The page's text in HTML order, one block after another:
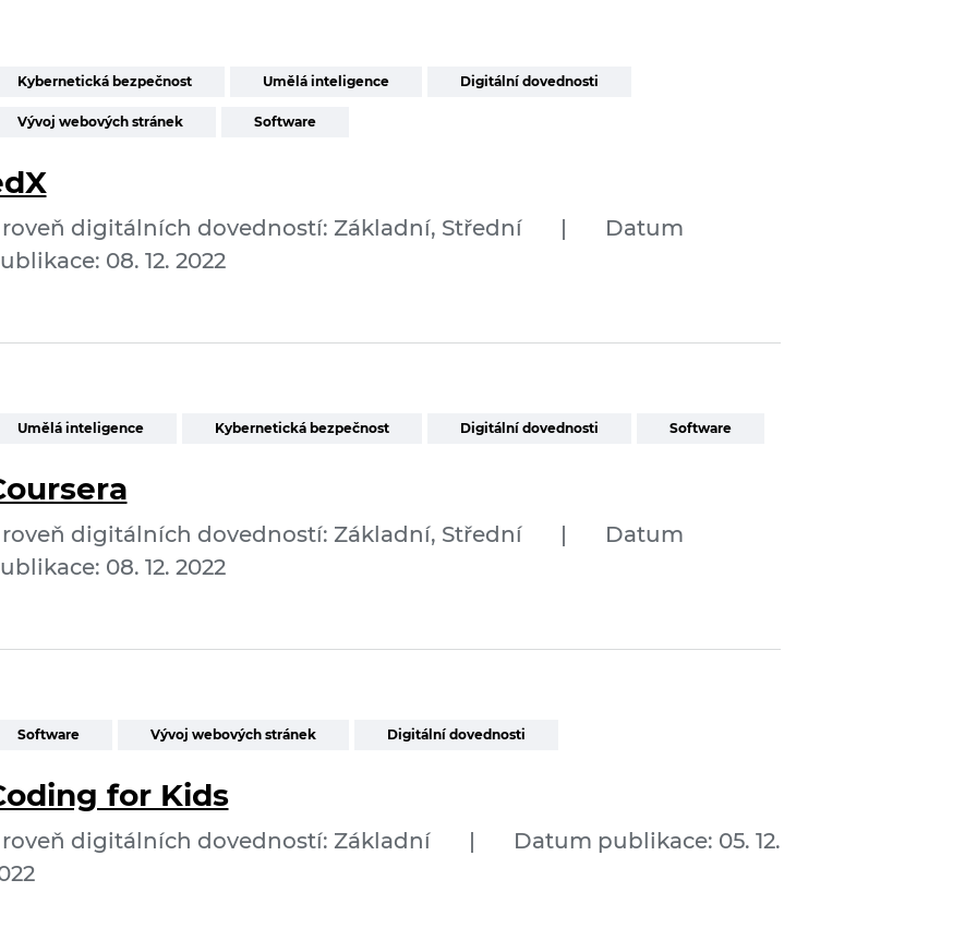
Kybernetická bezpečnost Umělá inteligence Digitální dovednosti
Vývoj webových stránek Software
digitálních dovedností: Základní, Střední |
Datum
08. 12. 2022
Umělá inteligence Kybernetická bezpečnost Digitální dovednosti Software
digitálních dovedností: Základní, Střední |
Datum
08. 12. 2022
Software Vývoj webových stránek Digitální dovednosti
for Kids
digitálních dovedností: Základní |
Datum publikace: 05. 12.